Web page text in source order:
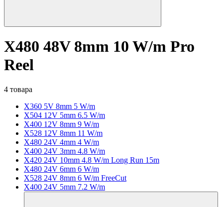
X480 48V 8mm 10 W/m Pro
Reel
4 товара
X360 5V 8mm 5 W/m
X504 12V 5mm 6.5 W/m
X400 12V 8mm 9 W/m
X528 12V 8mm 11 W/m
X480 24V 4mm 4 W/m
X400 24V 3mm 4.8 W/m
X420 24V 10mm 4.8 W/m Long Run 15m
X480 24V 6mm 6 W/m
X528 24V 8mm 6 W/m FreeCut
X400 24V 5mm 7.2 W/m